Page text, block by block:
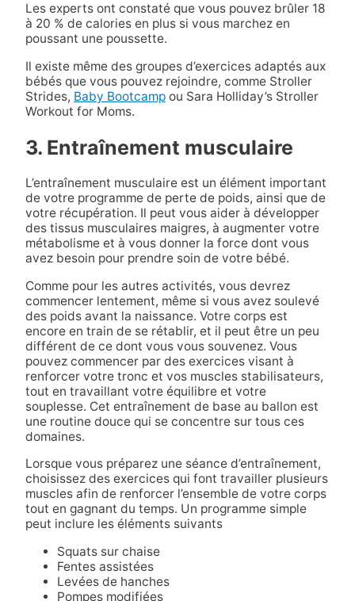
Les experts ont constaté que vous pouvez brûler 18
à 20 % de calories en plus si vous marchez en
poussant une poussette.
Il existe même des groupes d’exercices adaptés aux
bébés que vous pouvez rejoindre, comme Stroller
Strides, Baby Bootcampou Sara Holliday’s Stroller
Workout for Moms.
3. Entraînement musculaire
L’entraînement musculaire est un élément important
de votre programme de perte de poids, ainsi que de
votre récupération. Il peut vous aider à développer
des tissus musculaires maigres, à augmenter votre
métabolisme et à vous donner la force dont vous
avez besoin pour prendre soin de votre bébé.
Comme pour les autres activités, vous devrez
commencer lentement, même si vous avez soulevé
des poids avant la naissance. Votre corps est
encore en train de se rétablir, et il peut être un peu
différent de ce dont vous vous souvenez. Vous
pouvez commencer par des exercices visant à
renforcer votre tronc et vos muscles stabilisateurs,
tout en travaillant votre équilibre et votre
souplesse. Cet entraînement de base au ballon est
une routine douce qui se concentre sur tous ces
domaines.
Lorsque vous préparez une séance d’entraînement,
choisissez des exercices qui font travailler plusieurs
muscles afin de renforcer l’ensemble de votre corps
tout en gagnant du temps. Un programme simple
peut inclure les éléments suivants
Squats sur chaise
Fentes assistées
Levées de hanches
Pompes modifiées